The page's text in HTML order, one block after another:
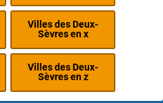
Villes des Deux-
Sèvres en x
Villes des Deux-
Sèvres en z